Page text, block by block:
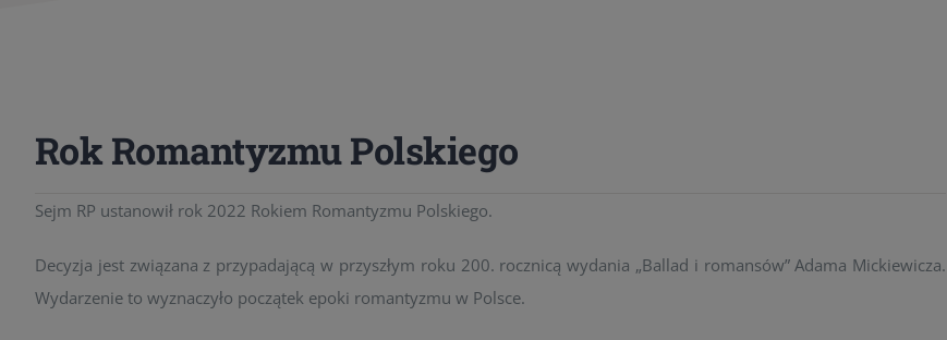
Rok Romantyzmu Polskiego
Sejm RP ustanowił rok 2022 Rokiem Romantyzmu Polskiego.
Decyzja jest związana z przypadającą w przyszłym roku 200. rocznicą wydania „Ballad i romansów” Adama Mickiewicza.
Wydarzenie to wyznaczyło początek epoki romantyzmu w Polsce.